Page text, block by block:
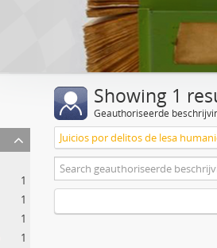
1
1
1
1
Showing 1
Geauthoriseerde
Juicios por delitos de lesa